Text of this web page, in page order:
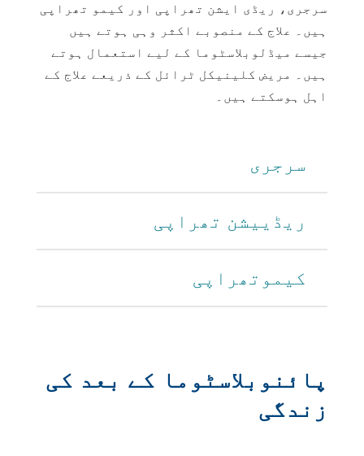
سرجری، ریڈی ایشن تھراپی اور کیمو تھراپی
ہیں۔ علاج کے منصوبے اکثر وہی ہوتے ہیں
جیسے میڈلوبلاسٹوما کے لیے استعمال ہوتے
ہیں۔ مریض کلینیکل ٹرائل کے ذریعے علاج کے
اہل ہوسکتے ہیں۔
سرجری
ریڈییشن تھراپی
کیموتھراپی
پائنوبلاسٹوما کے بعد کی
زندگی